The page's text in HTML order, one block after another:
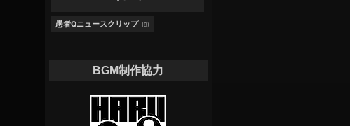
愚者Qニュースクリップ (9)
BGM制作協力